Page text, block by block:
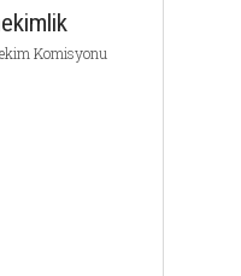
Komisyonu